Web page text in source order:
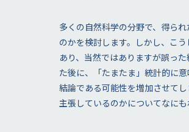
多くの自然科学の分野で、得ら
のかを検討します。しかし、こ
あり、当然ではありますが誤っ
た後に、「たまたま」統計的に
結論である可能性を増加させて
主張しているのかについてなに